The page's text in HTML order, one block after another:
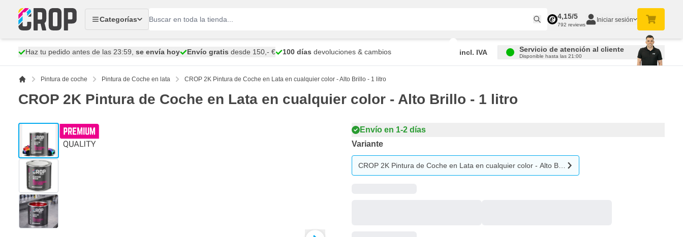
Categorías
4,15/5
792 reviews
Iniciar sesión
Haz tu pedido antes de las 23:59, se envía hoy Envío gratis desde 150,- € 100 días devoluciones & cambios incl. IVA Servicio de atención al cliente
Disponible hasta las 21:00
Pintura de coche Pintura de Coche en lata CROP 2K Pintura de Coche en Lata en cualquier color - Alto Brillo - 1 litro
CROP 2K Pintura de Coche en Lata en cualquier color - Alto Brillo - 1 litro
View larger image
View larger image
View larger image
Envío en 1-2 días
Variante
CROP 2K Pintura de Coche en Lata en cualquier color - Alto Brillo - 1 litro